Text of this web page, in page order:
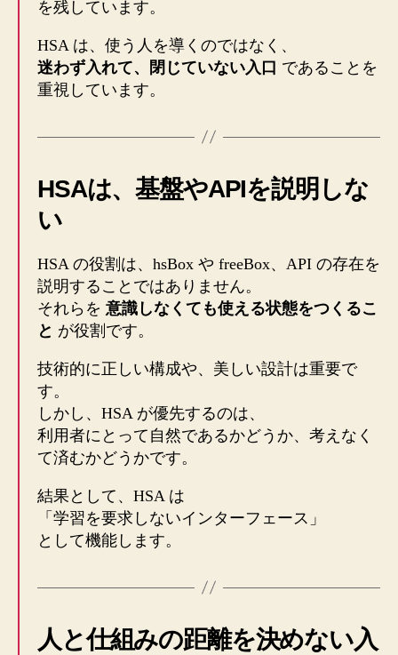
を残しています。
HSA は、使う人を導くのではなく、
迷わず入れて、閉じていない入口 であることを
重視しています。
HSAは、基盤やAPIを説明しな
い
HSA の役割は、hsBox や freeBox、API の存在を
説明することではありません。
それらを 意識しなくても使える状態をつくるこ
と が役割です。
技術的に正しい構成や、美しい設計は重要で
す。
しかし、HSA が優先するのは、
利用者にとって自然であるかどうか、考えなく
て済むかどうかです。
結果として、HSA は
「学習を要求しないインターフェース」
として機能します。
人と仕組みの距離を決めない入